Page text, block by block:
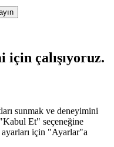
için çalışıyoruz.
sunmak ve deneyimini
Et" seçeneğine
için "Ayarlar"a